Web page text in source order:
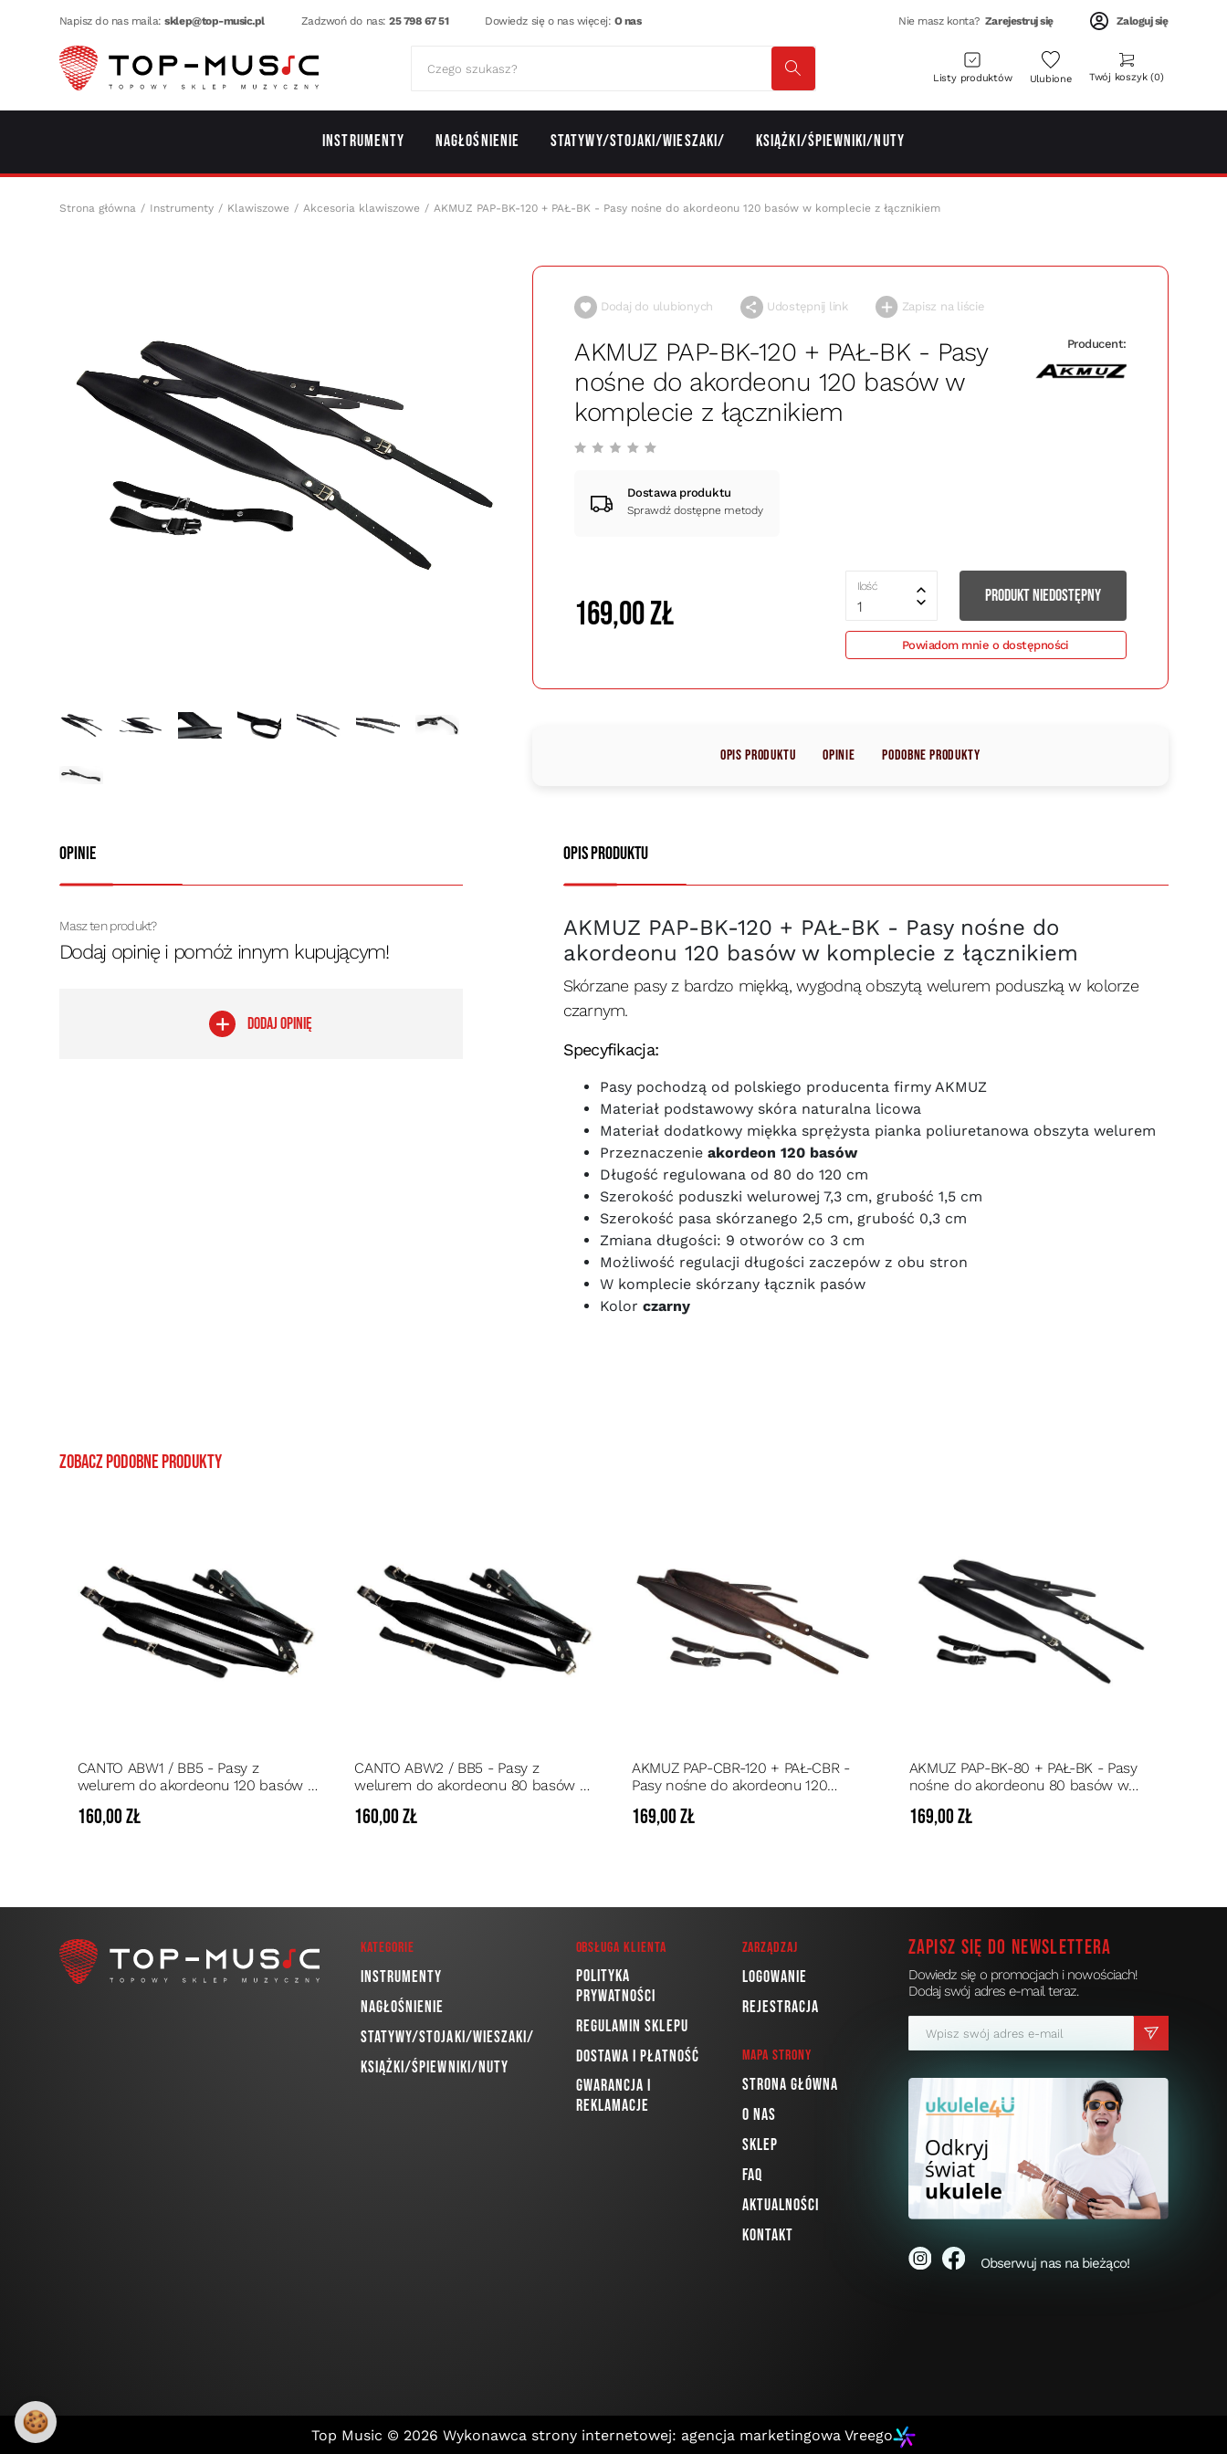
Napisz do nas maila:sklep@top-music.pl Zadzwoń do nas:25 798 67 51 Dowiedz się o nas więcej: O nas Nie masz konta? Zarejestruj się Zaloguj się
Listy produktów Ulubione Twój koszyk 0
Instrumenty Nagłośnienie Statywy/Stojaki/Wieszaki/ Książki/Śpiewniki/Nuty
Strona główna Instrumenty Klawiszowe Akcesoria klawiszowe AKMUZ PAP-BK-120 + PAŁ-BK - Pasy nośne do akordeonu 120 basów w komplecie z łącznikiem
Dodaj do ulubionych Udostępnij link Zapisz na liście
AKMUZ PAP-BK-120 + PAŁ-BK - Pasy
nośne do akordeonu 120 basów w
komplecie z łącznikiem
Dostawa produktu
Sprawdź dostępne metody
Producent:
169,00 zł
Ilość
1
PRODUKT NIEDOSTĘPNY
Powiadom mnie o dostępności
Opis produktu Opinie Podobne produkty
Opinie
Masz ten produkt?
Dodaj opinię i pomóż innym kupującym!
DODAJ OPINIĘ
Opis produktu
AKMUZ PAP-BK-120 + PAŁ-BK - Pasy nośne do
akordeonu 120 basów w komplecie z łącznikiem
Skórzane pasy z bardzo miękką, wygodną obszytą welurem poduszką w kolorze
czarnym.
Specyfikacja:
Pasy pochodzą od polskiego producenta firmy AKMUZ
Materiał podstawowy skóra naturalna licowa
Materiał dodatkowy miękka sprężysta pianka poliuretanowa obszyta welurem
Przeznaczenie akordeon 120 basów
Długość regulowana od 80 do 120 cm
Szerokość poduszki welurowej 7,3 cm, grubość 1,5 cm
Szerokość pasa skórzanego 2,5 cm, grubość 0,3 cm
Zmiana długości: 9 otworów co 3 cm
Możliwość regulacji długości zaczepów z obu stron
W komplecie skórzany łącznik pasów
Kolor czarny
Zobacz podobne produkty
CANTO ABW1 / BB5 - Pasy z
welurem do akordeonu 120 basów +
160,00 zł
CANTO ABW2 / BB5 - Pasy z
welurem do akordeonu 80 basów +
160,00 zł
AKMUZ PAP-CBR-120 + PAŁ-CBR -
Pasy nośne do akordeonu 120
169,00 zł
AKMUZ PAP-BK-80 + PAŁ-BK - Pasy
nośne do akordeonu 80 basów w
169,00 zł
Kategorie
Instrumenty
Nagłośnienie
Statywy/Stojaki/Wieszaki/
Książki/Śpiewniki/Nuty
Obsługa klienta
Polityka
prywatności
Regulamin sklepu
Dostawa i płatność
Gwarancja i
reklamacje
Zarządzaj
Logowanie
Rejestracja
Mapa strony
Strona główna
O nas
Sklep
FAQ
Aktualności
Kontakt
Zapisz się do newslettera
Dowiedz się o promocjach i nowościach!
Dodaj swój adres e-mail teraz.
Obserwuj nas na bieżąco!
Top Music © 2026 Wykonawca strony internetowej: agencja marketingowa Vreego
🍪